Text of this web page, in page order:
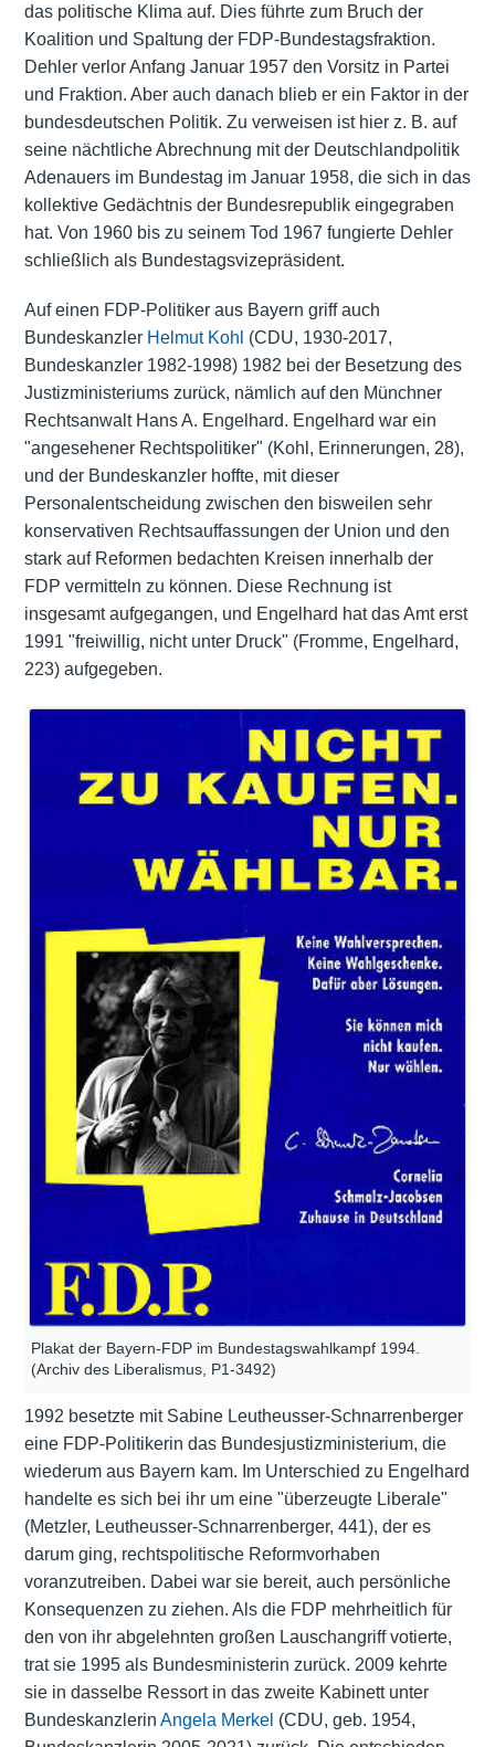
das politische Klima auf. Dies führte zum Bruch der
Koalition und Spaltung der FDP-Bundestagsfraktion.
Dehler verlor Anfang Januar 1957 den Vorsitz in Partei
und Fraktion. Aber auch danach blieb er ein Faktor in der
bundesdeutschen Politik. Zu verweisen ist hier z. B. auf
seine nächtliche Abrechnung mit der Deutschlandpolitik
Adenauers im Bundestag im Januar 1958, die sich in das
kollektive Gedächtnis der Bundesrepublik eingegraben
hat. Von 1960 bis zu seinem Tod 1967 fungierte Dehler
schließlich als Bundestagsvizepräsident.
Auf einen FDP-Politiker aus Bayern griff auch
Bundeskanzler Helmut Kohl (CDU, 1930-2017,
Bundeskanzler 1982-1998) 1982 bei der Besetzung des
Justizministeriums zurück, nämlich auf den Münchner
Rechtsanwalt Hans A. Engelhard. Engelhard war ein
"angesehener Rechtspolitiker" (Kohl, Erinnerungen, 28),
und der Bundeskanzler hoffte, mit dieser
Personalentscheidung zwischen den bisweilen sehr
konservativen Rechtsauffassungen der Union und den
stark auf Reformen bedachten Kreisen innerhalb der
FDP vermitteln zu können. Diese Rechnung ist
insgesamt aufgegangen, und Engelhard hat das Amt erst
1991 "freiwillig, nicht unter Druck" (Fromme, Engelhard,
223) aufgegeben.
Plakat der Bayern-FDP im Bundestagswahlkampf 1994.
(Archiv des Liberalismus, P1-3492)
1992 besetzte mit Sabine Leutheusser-Schnarrenberger
eine FDP-Politikerin das Bundesjustizministerium, die
wiederum aus Bayern kam. Im Unterschied zu Engelhard
handelte es sich bei ihr um eine "überzeugte Liberale"
(Metzler, Leutheusser-Schnarrenberger, 441), der es
darum ging, rechtspolitische Reformvorhaben
voranzutreiben. Dabei war sie bereit, auch persönliche
Konsequenzen zu ziehen. Als die FDP mehrheitlich für
den von ihr abgelehnten großen Lauschangriff votierte,
trat sie 1995 als Bundesministerin zurück. 2009 kehrte
sie in dasselbe Ressort in das zweite Kabinett unter
Bundeskanzlerin Angela Merkel (CDU, geb. 1954,